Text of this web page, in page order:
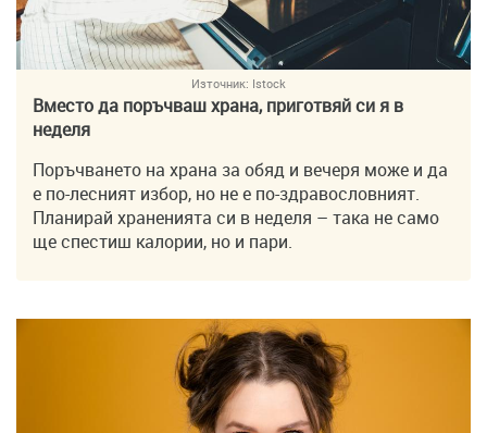
Източник: Istock
Вместо да поръчваш храна, приготвяй си я в
неделя
Поръчването на храна за обяд и вечеря може и да
е по-лесният избор, но не е по-здравословният.
Планирай храненията си в неделя – така не само
ще спестиш калории, но и пари.